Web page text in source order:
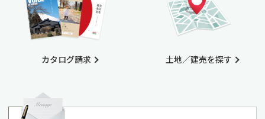
カタログ請求 土地／建売を探す